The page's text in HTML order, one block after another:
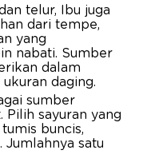
telur, Ibu juga
dari tempe,
yang
nabati. Sumber
dalam
daging.
sumber
Pilih sayuran yang
buncis,
Jumlahnya satu